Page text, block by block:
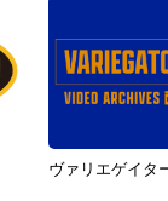
ヴァリエゲイタ